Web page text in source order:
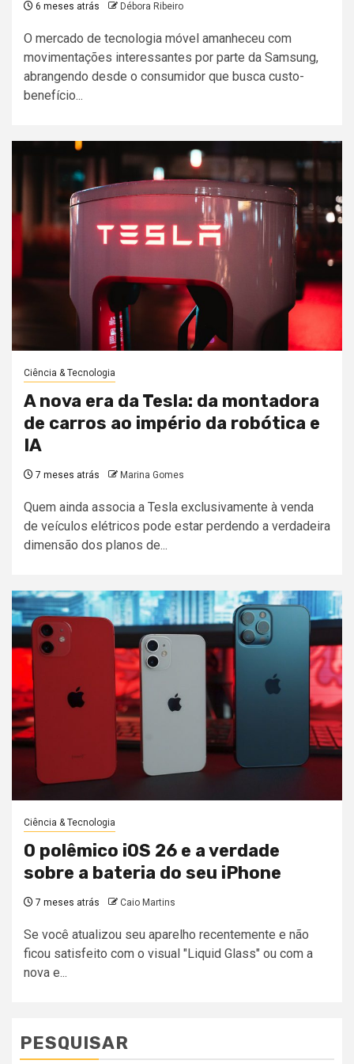
6 meses atrás Débora Ribeiro
O mercado de tecnologia móvel amanheceu com
movimentações interessantes por parte da Samsung,
abrangendo desde o consumidor que busca custo-
benefício...
Ciência & Tecnologia
A nova era da Tesla: da montadora
de carros ao império da robótica e
IA
7 meses atrás Marina Gomes
Quem ainda associa a Tesla exclusivamente à venda
de veículos elétricos pode estar perdendo a verdadeira
dimensão dos planos de...
Ciência & Tecnologia
O polêmico iOS 26 e a verdade
sobre a bateria do seu iPhone
7 meses atrás Caio Martins
Se você atualizou seu aparelho recentemente e não
ficou satisfeito com o visual "Liquid Glass" ou com a
nova e...
PESQUISAR